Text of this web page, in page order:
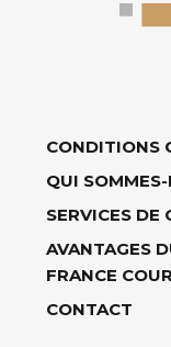
CONDITIONS
QUI
SERVICES DE
AVANTAGES
FRANCE
CONTACT